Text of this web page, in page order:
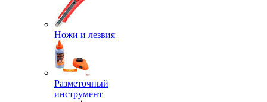
Ножи и лезвия
Разметочный
инструмент